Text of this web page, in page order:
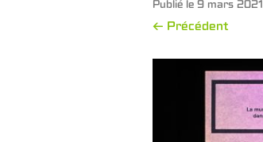
Publié le 9 mars 2021
← Précédent